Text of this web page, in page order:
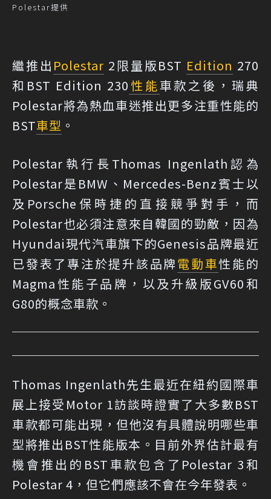
Polestar提供
繼推出 Polestar 2限量版BST Edition 270
和BST Edition 230性能車款之後，瑞典
Polestar將為熱血車迷推出更多注重性能的
BST車型 。
Polestar執行長Thomas Ingenlath認為
Polestar是BMW、Mercedes-Benz賓士以
及Porsche保時捷的直接競爭對手，而
Polestar也必須注意來自韓國的勁敵，因為
Hyundai現代汽車旗下的Genesis品牌最近
已發表了專注於提升該品牌電動車性能的
Magma性能子品牌，以及升級版GV60和
G80的概念車款。
Thomas Ingenlath先生最近在紐約國際車
展上接受Motor 1訪談時證實了大多數BST
車款都可能出現，但他沒有具體說明哪些車
型將推出BST性能版本。目前外界估計最有
機會推出的BST車款包含了Polestar 3和
Polestar 4，但它們應該不會在今年發表。